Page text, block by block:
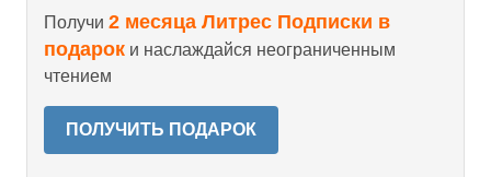
Получи 2 месяца Литрес Подписки в
подарок и наслаждайся неограниченным
чтением
ПОЛУЧИТЬ ПОДАРОК